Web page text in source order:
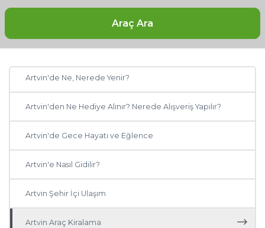
Araç Ara
Artvin'de Gezilecek Yerler
Artvin Otelleri: Artvin'de Nerede Kalınır?
Artvin'de Ne, Nerede Yenir?
Artvin'den Ne Hediye Alınır? Nerede Alışveriş Yapılır?
Artvin'de Gece Hayatı ve Eğlence
Artvin'e Nasıl Gidilir?
Artvin Şehir İçi Ulaşım
Artvin Araç Kiralama
Adana
Antalya
Ankara
Muğla
Trabzon